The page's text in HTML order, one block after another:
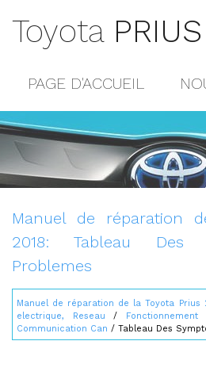
Toyota PRIUS
PAGE D'ACCUEIL
POPULAIRE
CONTACTS
Manuel de réparation
2018: Tableau Des
Problemes
Manuel de réparation de la Toyota Prius
electrique, Reseau / Fonctionnement
Communication Can / Tableau Des